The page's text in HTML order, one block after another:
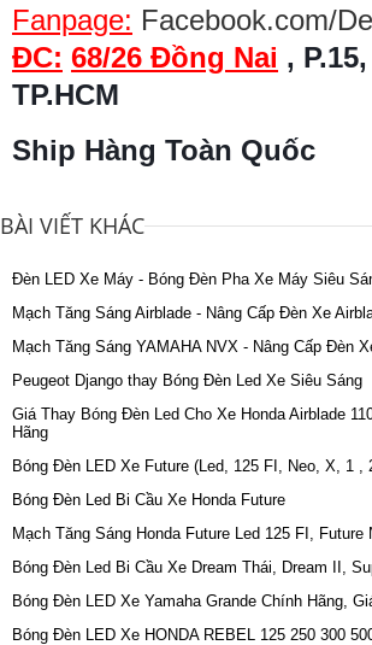
Fanpage: Facebook.com/
ĐC: 68/26 Đồng Nai ,
TP.HCM
Ship Hàng Toàn Quốc
BÀI VIẾT KHÁC
Đèn LED Xe Máy - Bóng Đèn Pha Xe Máy Siêu
Mạch Tăng Sáng Airblade - Nâng Cấp Đèn Xe
Mạch Tăng Sáng YAMAHA NVX - Nâng Cấp Đèn
Peugeot Django thay Bóng Đèn Led Xe Siêu Sáng
Giá Thay Bóng Đèn Led Cho Xe Honda Airblade
Hãng
Bóng Đèn LED Xe Future (Led, 125 FI, Neo, X, 1 ,
Bóng Đèn Led Bi Cầu Xe Honda Future
Mạch Tăng Sáng Honda Future Led 125 FI, Future
Bóng Đèn Led Bi Cầu Xe Dream Thái, Dream II,
Bóng Đèn LED Xe Yamaha Grande Chính Hãng,
Bóng Đèn LED Xe HONDA REBEL 125 250 300